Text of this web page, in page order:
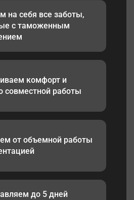
на себя все заботы,
с таможенным
комфорт и
совместной работы
от объемной работы
до 5 дней